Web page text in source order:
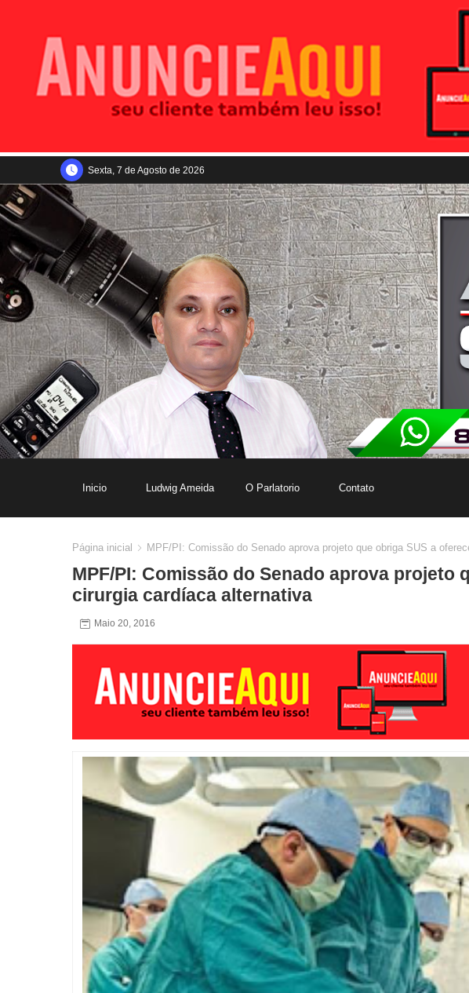
Sexta, 7 de Agosto de 2026
Inicio Ludwig Ameida O Parlatorio Contato
Página inicial MPF/PI: Comissão do Senado aprova projeto que obriga SUS a
MPF/PI: Comissão do Senado aprova projeto
cirurgia cardíaca alternativa
Maio 20, 2016